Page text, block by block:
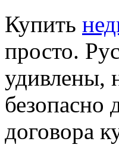
Купить
просто.
удивлены,
безопасно
договора